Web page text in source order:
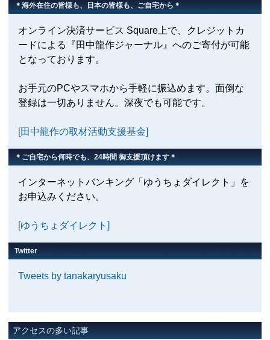
＊海外在住の皆様も、日本の皆様も、ご自宅から＊
オンライン決済サービス Square上で、クレジットカ
ードによる『田中龍作ジャーナル』へのご寄付が可能
となっております。
お手元のPCやスマホから手軽に振込めます。面倒な
登録は一切ありません。深夜でも可能です。
[田中龍作の取材活動支援基金]
＊ご自宅から何時でも、24時間 御支援頂けます＊
インターネットバンキング「ゆうちょダイレクト」を
お申込みください。
[ゆうちょダイレクト]
Twitter
Tweets by tanakaryusaku
アクセスの多い記事